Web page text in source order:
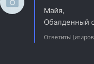
Майя,
Обалденный
Ответить